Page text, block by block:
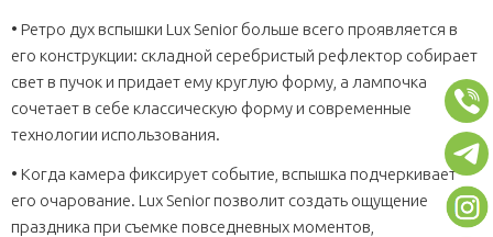
• Ретро дух вспышки Lux Senior больше всего проявляется в
его конструкции: складной серебристый рефлектор собирает
свет в пучок и придает ему круглую форму, а лампочка
сочетает в себе классическую форму и современные
технологии использования.
• Когда камера фиксирует событие, вспышка подчеркивает
его очарование. Lux Senior позволит создать ощущение
праздника при съемке повседневных моментов,